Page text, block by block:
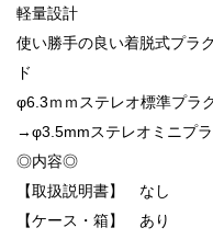
軽量設計
使い勝手の良い着脱式プラ
ド
φ6.3ｍｍステレオ標準プラ
→φ3.5mmステレオミニプ
◎内容◎
【取扱説明書】 なし
【ケース・箱】 あり